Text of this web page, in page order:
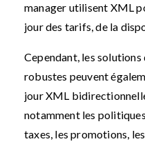
manager utilisent XML
jour des tarifs, de la
Cependant, les solutions
robustes peuvent
jour XML
notamment les
taxes, les promotions,